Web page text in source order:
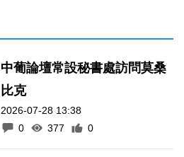
中葡論壇常設秘書處訪問莫桑
比克
2026-07-28 13:38
0
377 0